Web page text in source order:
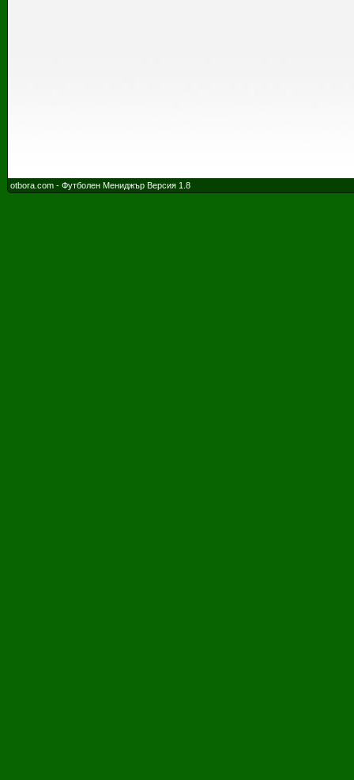
otbora.com - Футболен Мениджър Версия 1.8